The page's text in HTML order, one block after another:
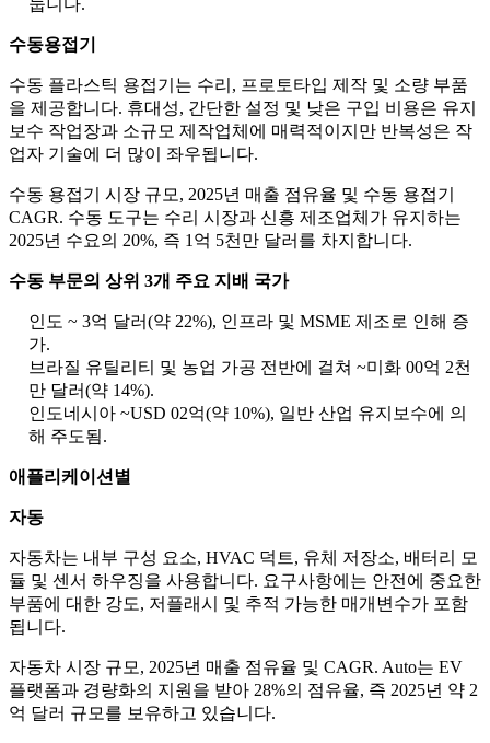
둡니다.
수동용접기
수동 플라스틱 용접기는 수리, 프로토타입 제작 및 소량 부품
을 제공합니다. 휴대성, 간단한 설정 및 낮은 구입 비용은 유지
보수 작업장과 소규모 제작업체에 매력적이지만 반복성은 작
업자 기술에 더 많이 좌우됩니다.
수동 용접기 시장 규모, 2025년 매출 점유율 및 수동 용접기
CAGR. 수동 도구는 수리 시장과 신흥 제조업체가 유지하는
2025년 수요의 20%, 즉 1억 5천만 달러를 차지합니다.
수동 부문의 상위 3개 주요 지배 국가
인도 ~ 3억 달러(약 22%), 인프라 및 MSME 제조로 인해 증
가.
브라질 유틸리티 및 농업 가공 전반에 걸쳐 ~미화 00억 2천
만 달러(약 14%).
인도네시아 ~USD 02억(약 10%), 일반 산업 유지보수에 의
해 주도됨.
애플리케이션별
자동
자동차는 내부 구성 요소, HVAC 덕트, 유체 저장소, 배터리 모
듈 및 센서 하우징을 사용합니다. 요구사항에는 안전에 중요한
부품에 대한 강도, 저플래시 및 추적 가능한 매개변수가 포함
됩니다.
자동차 시장 규모, 2025년 매출 점유율 및 CAGR. Auto는 EV
플랫폼과 경량화의 지원을 받아 28%의 점유율, 즉 2025년 약 2
억 달러 규모를 보유하고 있습니다.